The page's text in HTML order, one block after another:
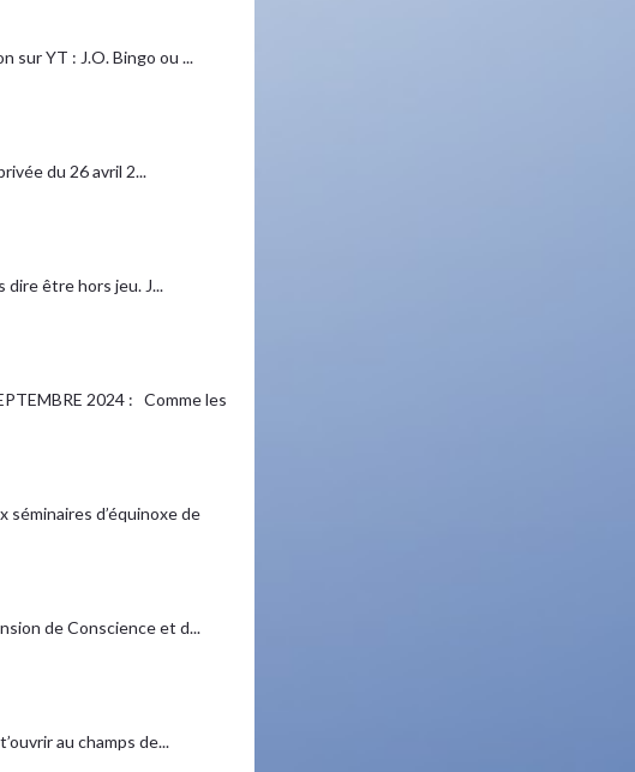
sur YT : J.O. Bingo ou ...
du 26 avril 2...
être hors jeu. J...
2024 : Comme les
séminaires d’équinoxe de
de Conscience et d...
au champs de...